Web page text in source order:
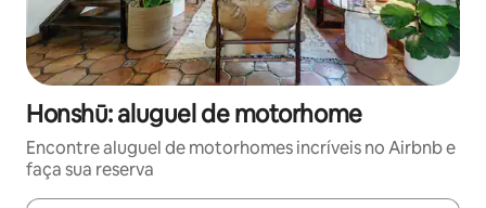
Honshū: aluguel de motorhome
Encontre aluguel de motorhomes incríveis no Airbnb e
faça sua reserva